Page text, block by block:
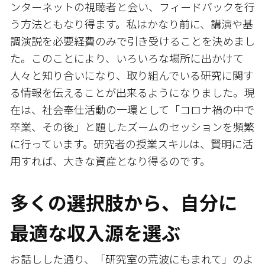
ンターネットの視聴者と会い、フィードバックを行
う方法ともなり得ます。私はかなり前に、講演や基
調演説を必要経費のみで引き受けることを決めまし
た。このことにより、いろいろな場所に出かけて
人々と知り合いになり、取り組んでいる研究に関す
る情報を伝えることが出来るようになりました。現
在は、社会奉仕活動の一環として「コロナ禍の中で
卒業、その後」と題したズームのセッションを頻繁
に行っています。研究者の授業スキルは、賢明に活
用すれば、大きな資産となり得るのです。
多くの選択肢から、自分に
最適な収入源を選ぶ
お話しした通り、「研究室の荒波にもまれて」のよ